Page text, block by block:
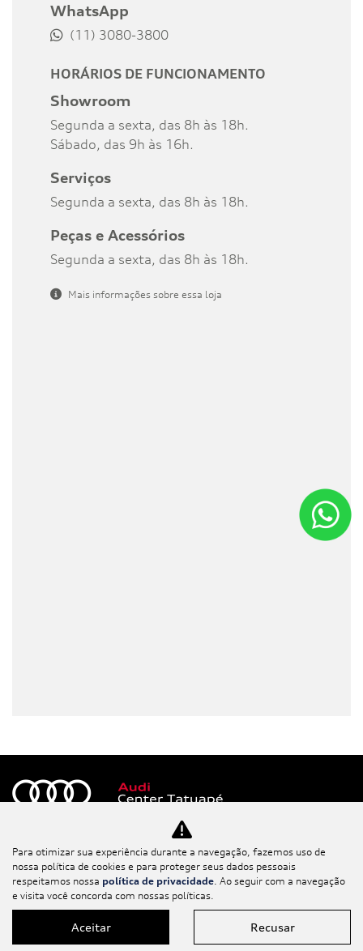
WhatsApp
(11) 3080-3800
HORÁRIOS DE FUNCIONAMENTO
Showroom
Segunda a sexta, das 8h às 18h.
Sábado, das 9h às 16h.
Serviços
Segunda a sexta, das 8h às 18h.
Peças e Acessórios
Segunda a sexta, das 8h às 18h.
Mais informações sobre essa loja
Novos
Mapa do site
Para otimizar sua experiência durante a navegação, fazemos uso de
nossa política de cookies e para proteger seus dados pessoais
respeitamos nossa política de privacidade. Ao seguir com a navegação
e visita você concorda com nossas políticas.
Aceitar Recusar